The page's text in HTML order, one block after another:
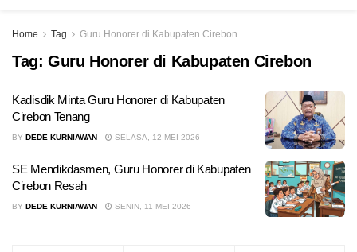
Home Tag Guru Honorer di Kabupaten Cirebon
Tag: Guru Honorer di Kabupaten Cirebon
Kadisdik Minta Guru Honorer di Kabupaten
Cirebon Tenang
BY DEDE KURNIAWAN SELASA, 12 MEI 2026
SE Mendikdasmen, Guru Honorer di Kabupaten
Cirebon Resah
BY DEDE KURNIAWAN SENIN, 11 MEI 2026